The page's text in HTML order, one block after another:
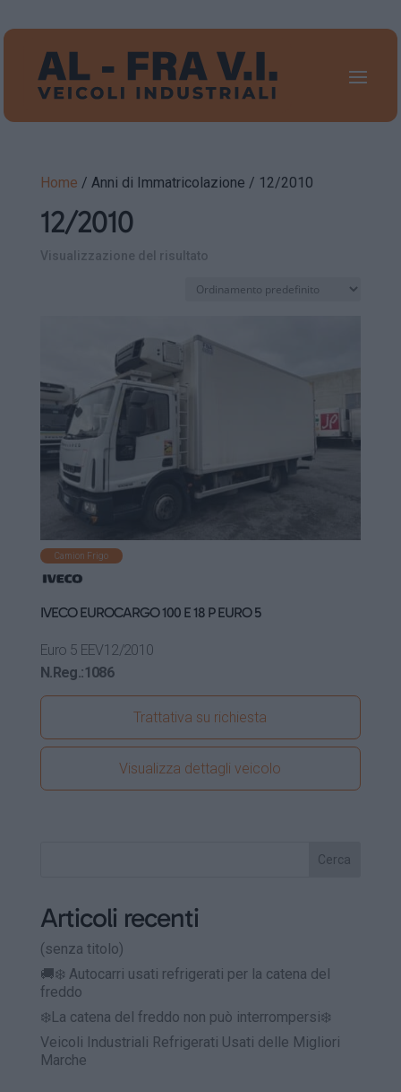
Home / Anni di Immatricolazione / 12/2010
12/2010
Visualizzazione del risultato
Camion Frigo
IVECO EUROCARGO 100 E 18 P EURO 5
Euro 5 EEV12/2010
N.Reg.:1086
Trattativa su richiesta
Visualizza dettagli veicolo
Cerca
Articoli recenti
(senza titolo)
🚚❄️ Autocarri usati refrigerati per la catena del
freddo
❄️La catena del freddo non può interrompersi❄️
Veicoli Industriali Refrigerati Usati delle Migliori
Marche